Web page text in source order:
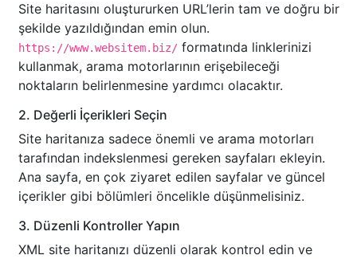
Site haritasını oluştururken URL’lerin tam ve doğru bir
şekilde yazıldığından emin olun.
https://www.websitem.biz/ formatında linklerinizi
kullanmak, arama motorlarının erişebileceği
noktaların belirlenmesine yardımcı olacaktır.
2. Değerli İçerikleri Seçin
Site haritanıza sadece önemli ve arama motorları
tarafından indekslenmesi gereken sayfaları ekleyin.
Ana sayfa, en çok ziyaret edilen sayfalar ve güncel
içerikler gibi bölümleri öncelikle düşünmelisiniz.
3. Düzenli Kontroller Yapın
XML site haritanızı düzenli olarak kontrol edin ve